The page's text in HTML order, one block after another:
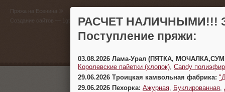
Пряжа на Есенина ©
Создание сайтов
(383)
г.
РАСЧЕТ НАЛИЧНЫМИ!!!
Поступление пряжи:
03.08.2026 Лама-Урал (ПЯТКА,
Королевские пайетки (хлопок) Candy
29.06.2026 Троицкая камвольная фабрика:
29.06.2026 Пехорка: Ажурная Буклированная